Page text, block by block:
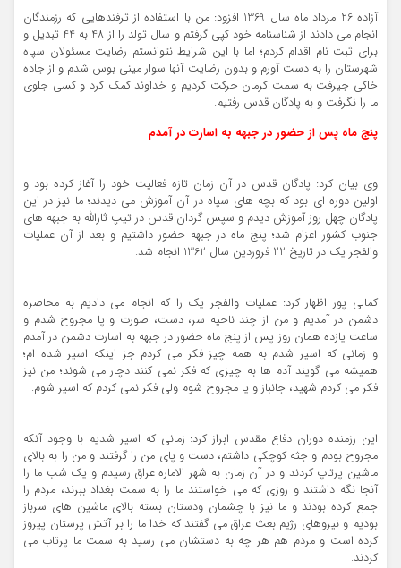
آزاده 26 مرداد ماه سال 1369 افزود: من با استفاده از ترفندهایی که رزمندگان
انجام می دادند از شناسنامه خود کپی گرفتم و سال تولد را از 48 به 44 تبدیل و
برای ثبت نام اقدام کردم؛ اما با این شرایط نتوانستم رضایت مسئولان سپاه
شهرستان را به دست آورم و بدون رضایت آنها سوار مینی بوس شدم و از جاده
خاکی جیرفت به سمت کرمان حرکت کردیم و خداوند کمک کرد و کسی جلوی
ما را نگرفت و به پادگان قدس رفتیم.
پنج ماه پس از حضور در جبهه به اسارت در آمدم
وی بیان کرد: پادگان قدس در آن زمان تازه فعالیت خود را آغاز کرده بود و
اولین دوره ای بود که بچه های سپاه در آن آموزش می دیدند؛ ما نیز در این
پادگان چهل روز آموزش دیدم و سپس گردان قدس در تیپ ثارالله به جبهه های
جنوب کشور اعزام شد؛ پنج ماه در جبهه حضور داشتیم و بعد از آن عملیات
والفجر یک در تاریخ 22 فروردین سال 1362 انجام شد.
کمالی پور اظهار کرد: عملیات والفجر یک را که انجام می دادیم به محاصره
دشمن در آمدیم و من از چند ناحیه سر، دست، صورت و پا مجروح شدم و
ساعت یازده همان روز پس از پنج ماه حضور در جبهه به اسارت دشمن در آمدم
و زمانی که اسیر شدم به همه چیز فکر می کردم جز اینکه اسیر شده ام؛
همیشه می گویند آدم ها به چیزی که فکر نمی کنند دچار می شوند؛ من نیز
فکر می کردم شهید، جانباز و یا مجروح شوم ولی فکر نمی کردم که اسیر شوم.
این رزمنده دوران دفاع مقدس ابراز کرد: زمانی که اسیر شدیم با وجود آنکه
مجروح بودم و جثه کوچکی داشتم، دست و پای من را گرفتند و من را به بالای
ماشین پرتاپ کردند و در آن زمان به شهر الاماره عراق رسیدم و یک شب ما را
آنجا نگه داشتند و روزی که می خواستند ما را به سمت بغداد ببرند، مردم را
جمع کرده بودند و ما نیز با چشمان ودستان بسته بالای ماشین های سرباز
بودیم و نیروهای رژیم بعث عراق می گفتند که خدا ما را بر آتش پرستان پیروز
کرده است و مردم هم هر چه به دستشان می رسید به سمت ما پرتاب می
کردند.